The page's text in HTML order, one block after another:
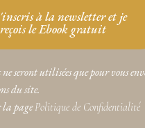
à la newsletter et je
reçois le Ebook gratuit
ne seront utilisées que pour vous
du site.
la pagePolitique de Confidentialité